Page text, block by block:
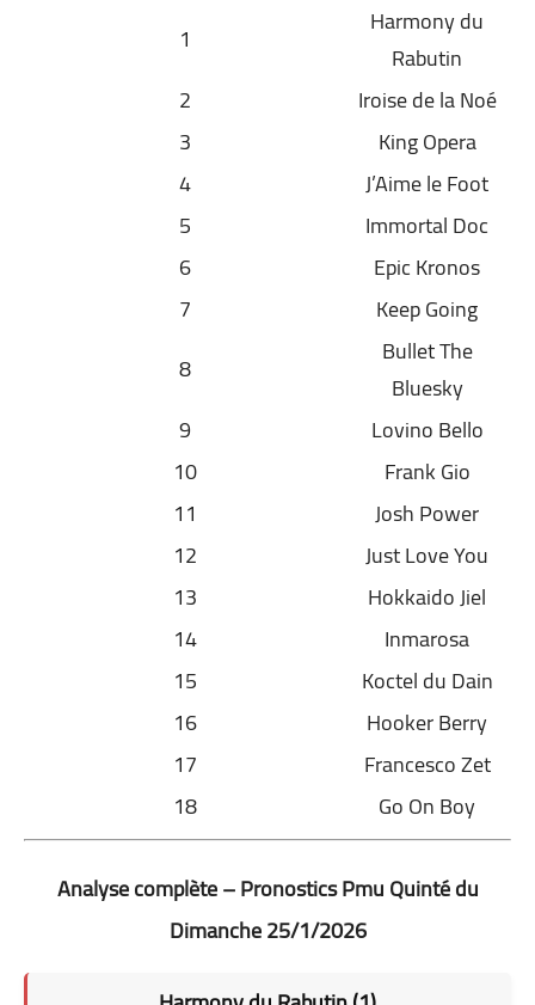
1
Harmony du
Rabutin
2
Iroise de la Noé
3
King Opera
4
J’Aime le Foot
5
Immortal Doc
6
Epic Kronos
7
Keep Going
8
Bullet The
Bluesky
9
Lovino Bello
10
Frank Gio
11
Josh Power
12
Just Love You
13
Hokkaido Jiel
14
Inmarosa
15
Koctel du Dain
16
Hooker Berry
17
Francesco Zet
18
Go On Boy
Analyse complète – Pronostics Pmu Quinté du
Dimanche 25/1/2026